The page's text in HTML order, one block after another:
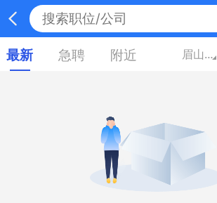
最新 急聘 附近 眉山四川